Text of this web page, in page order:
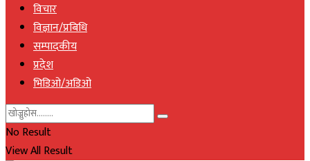
विचार
विज्ञान/प्रबिधि
सम्पादकीय
प्रदेश
भिडिओ/अडिओ
No Result
View All Result